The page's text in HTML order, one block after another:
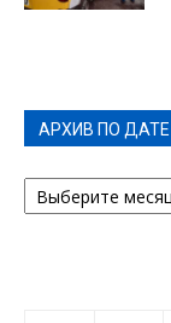
АРХИВ ПО ДАТЕ
АРХИВ
ПО